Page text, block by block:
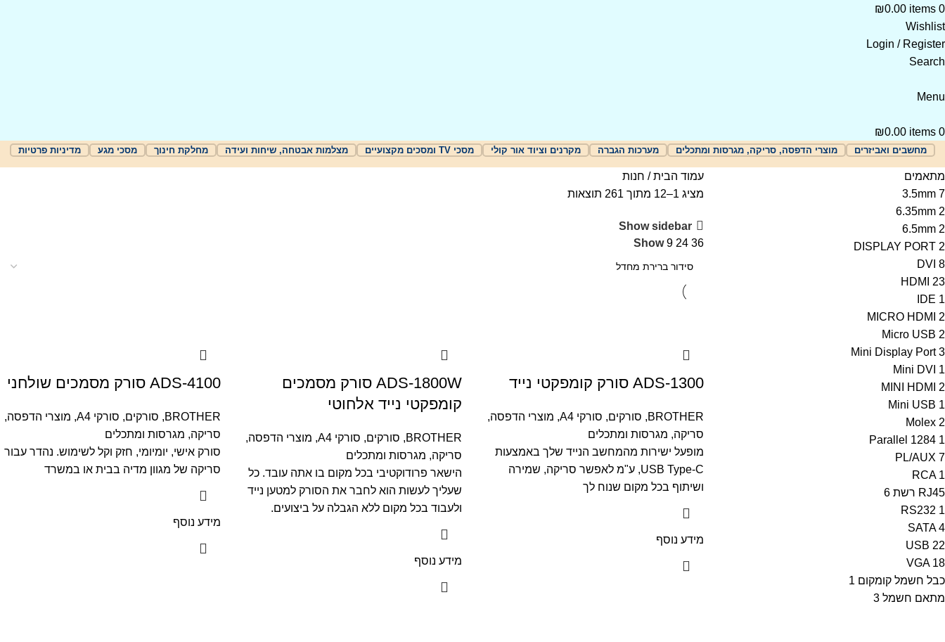
0
items
₪0.00
Wishlist
Login / Register
Search
Menu
0
items
₪0.00
מחשבים ואביזרים מוצרי הדפסה, סריקה, מגרסות ומתכלים מערכות הגברה מקרנים וציוד אור קולי מסכי TV ומסכים מקצועיים מצלמות אבטחה, שיחות ועידה מחלקת חינוך מסכי מגע מדיניות פרטיות
מתאמים
3.5mm 7
6.35mm 2
6.5mm 2
DISPLAY PORT 2
DVI 8
HDMI
23
IDE 1
MICRO HDMI
2
Micro USB 2
Mini Display Port 3
Mini DVI 1
MINI HDMI
2
Mini USB 1
Molex 2
Parallel 1284 1
PL/AUX 7
RCA 1
RJ45 רשת
6
RS232 1
SATA 4
USB 22
VGA 18
כבל חשמל קומקום 1
מתאם חשמל 3
עמוד הבית חנות
מציג 1–12 מתוך 261 תוצאות
Show sidebar
Show9 24 36
ADS-1300 סורק קומפקטי נייד
BROTHER
, סורקים, סורקי A4 , מוצרי הדפסה,
סריקה, מגרסות ומתכלים
מופעל ישירות מהמחשב הנייד שלך באמצעות
USB Type-C, ע"מ לאפשר סריקה, שמירה
ושיתוף בכל מקום שנוח לך
מידע נוסף
ADS-1800W סורק מסמכים
קומפקטי נייד אלחוטי
BROTHER
, סורקים, סורקי A4 , מוצרי הדפסה,
סריקה, מגרסות ומתכלים
הישאר פרודוקטיבי בכל מקום בו אתה עובד. כל
שעליך לעשות הוא לחבר את הסורק למטען נייד
ולעבוד בכל מקום ללא הגבלה על ביצועים.
מידע נוסף
ADS-4100 סורק מסמכים שולחני
BROTHER
, סורקים, סורקי A4 , מוצרי הדפסה,
סריקה, מגרסות ומתכלים
סורק אישי, יומיומי, חזק וקל לשימוש. נהדר עבור
סריקה של מגוון מדיה בבית או במשרד
מידע נוסף